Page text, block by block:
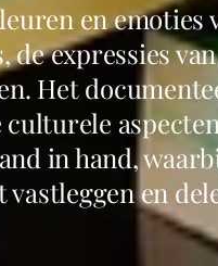
en
expressies
Het
in hand,
en